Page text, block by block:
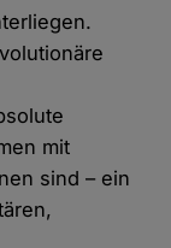
mit
sind – ein